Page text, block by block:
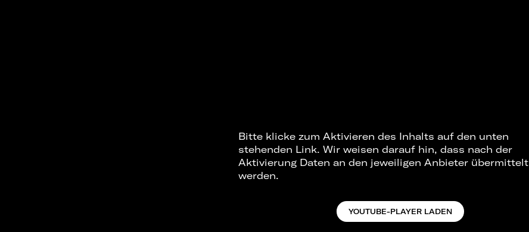
Bitte klicke zum Aktivieren des Inhalts auf den unten
stehenden Link. Wir weisen darauf hin, dass nach der
Aktivierung Daten an den jeweiligen Anbieter übermittelt
werden.
YOUTUBE-PLAYER LADEN